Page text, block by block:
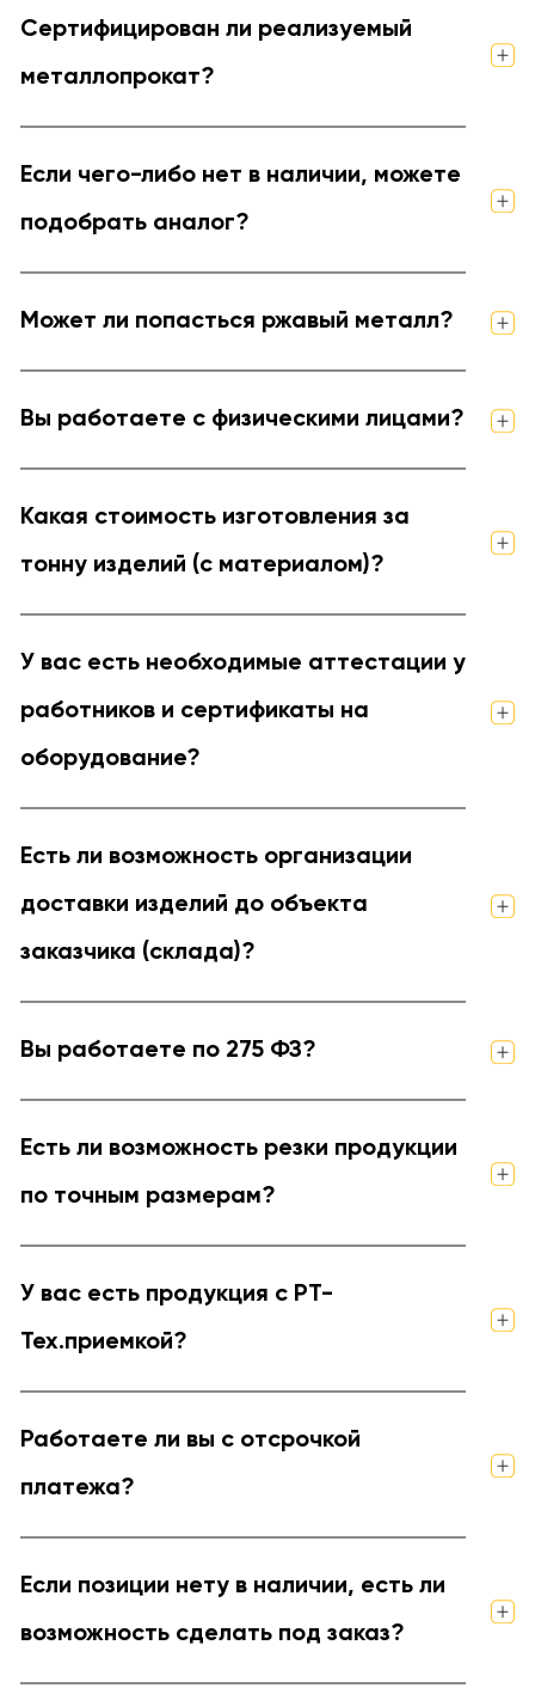
Сертифицирован ли реализуемый
металлопрокат?
Если чего-либо нет в наличии, можете
подобрать аналог?
Может ли попасться ржавый металл?
Вы работаете с физическими лицами?
Какая стоимость изготовления за
тонну изделий (с материалом)?
У вас есть необходимые аттестации у
работников и сертификаты на
оборудование?
Есть ли возможность организации
доставки изделий до объекта
заказчика (склада)?
Вы работаете по 275 ФЗ?
Есть ли возможность резки продукции
по точным размерам?
У вас есть продукция с РТ-
Тех.приемкой?
Работаете ли вы с отсрочкой
платежа?
Если позиции нету в наличии, есть ли
возможность сделать под заказ?